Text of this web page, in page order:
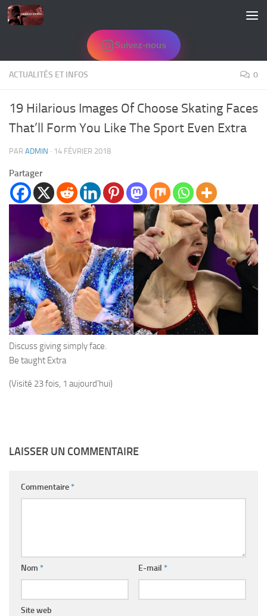
Skip to content
Suivez-nous
ACTUALITÉS ET INFOS 0
19 Hilarious Images Of Choose Skating Faces
That’ll Form You Like The Sport Even Extra
PAR ADMIN · 14 FÉVRIER 2018
Partager
Discuss giving simply face.
Be taught Extra
(Visité 23 fois, 1 aujourd'hui)
LAISSER UN COMMENTAIRE
Commentaire*
Nom * E-mail *
Site web